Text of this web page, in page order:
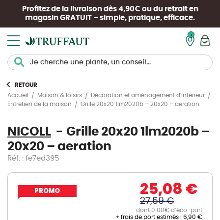
Profitez de la livraison dès 4,90€ ou du retrait en
magasin GRATUIT – simple, pratique, efficace.
RETOUR
Accueil
Maison & loisirs
Décoration et aménagement d'intérieur
Entretien de la maison
Grille 20x20 1lm2020b – 20x20 – aeration
NICOLL
Grille 20x20 1lm2020b –
20x20 – aeration
Réf. : fe7ed395
PROMO 25,08 €
27,59 €
dont 0.00€ d’éco-part
+ frais de port estimés : 6,90 €